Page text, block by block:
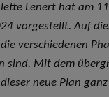
Lenert hat am
vorgestellt. Auf
verschiedenen
sind. Mit dem
neue Plan